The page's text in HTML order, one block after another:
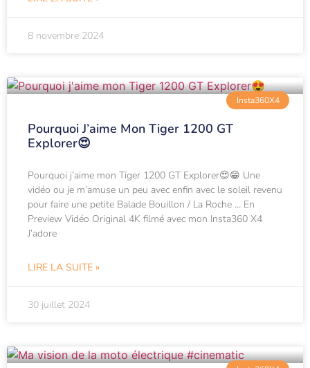
8 novembre 2024
Insta360X4
Pourquoi J’aime Mon Tiger 1200 GT
Explorer😍
Pourquoi j’aime mon Tiger 1200 GT Explorer😍😁 Une
vidéo ou je m’amuse un peu avec enfin avec le soleil revenu
pour faire une petite Balade Bouillon / La Roche … En
Preview Vidéo Original 4K filmé avec mon Insta360 X4
J’adore
LIRE LA SUITE »
30 juillet 2024